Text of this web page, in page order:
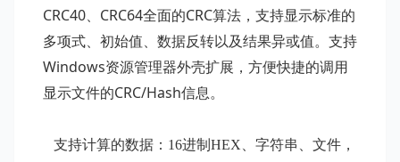
CRC40 CRC64全面的CRC算法，支持显示标准的
多项式、初始值、数据反转以及结果异或值。支持
Windows资源管理器外壳扩展，方便快捷的调用
显示文件的CRC/Hash信息。
支持计算的数据： 16进制 HEX 、字符串、文件，